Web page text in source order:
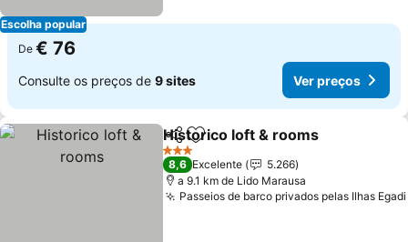
Escolha popular
De € 76
Consulte os preços de 9 sites Ver preços
PartilharAdicionar aos favoritos
Historico loft & rooms
3 Estrelas
8,6 Excelente
5.266
a 9.1 km de Lido Marausa
Passeios de barco privados pelas Ilhas Egadi